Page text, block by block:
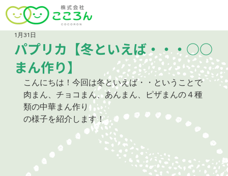
パプリカ【冬といえば・・・○○
まん作り】
1月31日
こんにちは！今回は冬といえば・・ということで
肉まん、チョコまん、あんまん、ピザまんの４種
類の中華まん作り
の様子を紹介します！